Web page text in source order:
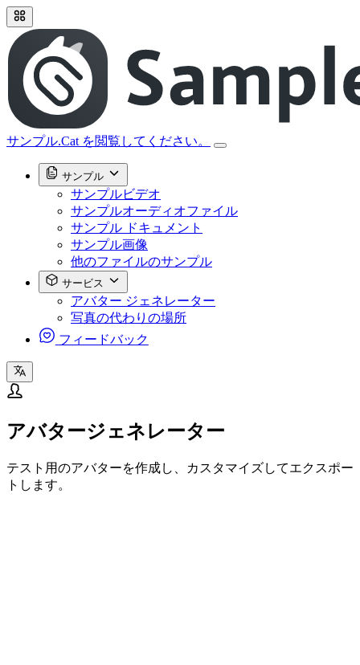
サンプル.Cat を閲覧してください。
サンプル
サンプルビデオ
サンプルオーディオファイル
サンプル ドキュメント
サンプル画像
他のファイルのサンプル
サービス
アバター ジェネレーター
写真の代わりの場所
フィードバック
アバタージェネレーター
テスト用のアバターを作成し、カスタマイズしてエクスポー
トします。